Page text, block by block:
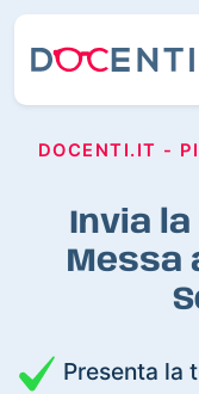
DOCENTI.IT -
Invia
Messa
Presenta la